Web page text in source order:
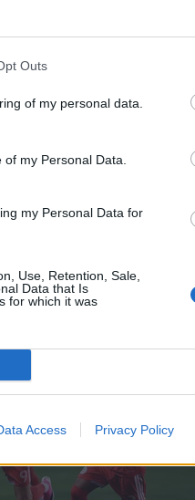
Outs
of my personal data.
my Personal Data.
my Personal Data for
Use, Retention, Sale,
Data that Is
for which it was
Access Privacy Policy